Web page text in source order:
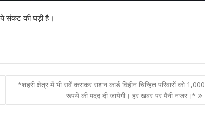
ये संकट की घड़ी है।
*शहरी क्षेत्र में भी सर्वे कराकर राशन कार्ड विहीन चिन्हित परिवारों को 1,000
रूपये की मदद दी जायेगी। हर खबर पर पैनी नजर।*